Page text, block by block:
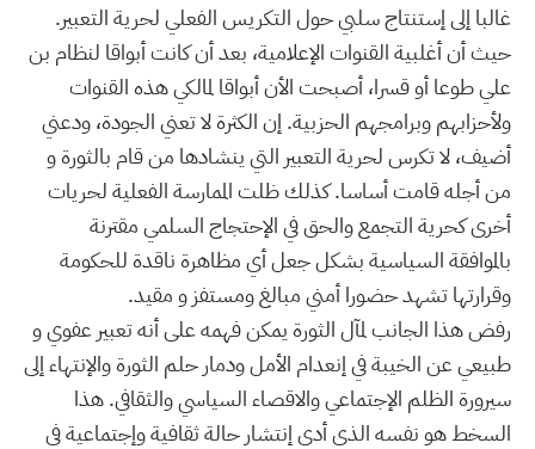
غالبا إلى إستنتاج سلبي حول التكريس الفعلي لحرية التعبير.
حيث أن أغلبية القنوات الإعلامية، بعد أن كانت أبواقا لنظام بن
علي طوعا أو قسرا، أصبحت الأن أبواقا لمالكي هذه القنوات
ولأحزابهم وبرامجهم الحزبية. إن الكثرة لا تعني الجودة، ودعني
أضيف، لا تكرس لحرية التعبير التي ينشادها من قام بالثورة و
من أجله قامت أساسا. كذلك ظلت الممارسة الفعلية لحريات
أخرى كحرية التجمع والحق في الإحتجاج السلمي مقترنة
بالموافقة السياسية بشكل جعل أي مظاهرة ناقدة للحكومة
وقرارتها تشهد حضورا أمني مبالغ ومستفز و مقيد.
رفض هذا الجانب لمآل الثورة يمكن فهمه على أنه تعبير عفوي و
طبيعي عن الخيبة في إنعدام الأمل ودمار حلم الثورة والإنتهاء إلى
سيرورة الظلم الإجتماعي والاقصاء السياسي والثقافي. هذا
السخط هو نفسه الذي أدى إنتشار حالة ثقافية وإجتماعية في